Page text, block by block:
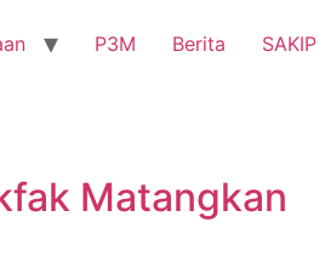
P3M Berita SAKIP
Matangkan